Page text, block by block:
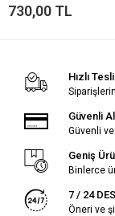
730,00 TL
Hızlı
Güvenli
Güvenli
Geniş
Binlerce
7 / 24
Öneri ve